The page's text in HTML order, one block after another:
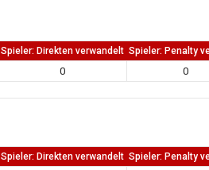
Spieler: Direkten verwandelt Spieler: Penalty
0 0
Spieler: Direkten verwandelt Spieler: Penalty